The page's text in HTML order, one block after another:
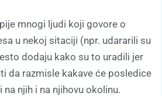
mnogi ljudi koji govore o
u nekoj sitaciji (npr. udararili su
dodaju kako su to uradili jer
da razmisle kakave će posledice
njih i na njihovu okolinu.